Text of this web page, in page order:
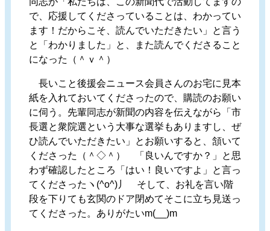
で、応援してくださっていることは、わかってい
ます！だからこそ、読んでいただきたい」と言う
と「わかりました」と、また読んでくださること
になった（＾ｖ＾）
長いこと後援会ニュース会員さんのお宅に見本
紙を入れておいてくださったので、購読のお願い
に伺う。先輩同志が新聞の内容を伝えながら「市
長選と衆院選という大事な選挙もありますし、ぜ
ひ読んでいただきたい」とお願いすると、頷いて
くださった（＾◇＾） 「良いんですか？」と思
わず確認したところ「はい！良いですよ」と言っ
てくださったヽ(^o^)丿 そして、お礼を言い階
段を下りても玄関のドア閉めてそこに立ち見送っ
てくださった。ありがたいm(__)m